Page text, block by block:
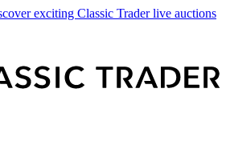
exciting Classic Trader live auctions